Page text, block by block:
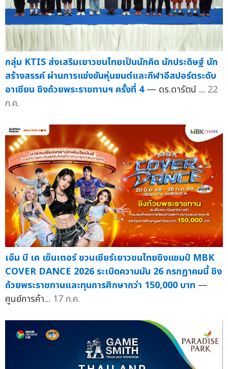
กลุ่ม KTIS ส่งเสริมเยาวชนไทยเป็นนักคิด นักประดิษฐ์ นัก
สร้างสรรค์ ผ่านการแข่งขันหุ่นยนต์และกีฬาอีสปอร์ตระดับ
อาเซียน ชิงถ้วยพระราชทานฯ ครั้งที่ 4 — ดร.ดารัตน์ ... 22
ก.ค.
เอ็ม บี เค เซ็นเตอร์ ชวนเชียร์เยาวชนไทยชิงแชมป์ MBK
COVER DANCE 2026 ระเบิดความมัน 26 กรกฏาคมนี้ ชิง
ถ้วยพระราชทานและทุนการศึกษากว่า 150,000 บาท —
ศูนย์การค้า... 17 ก.ค.